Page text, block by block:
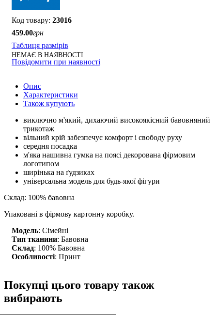
23016
459.00грн
Таблиця размірів
НЕМАЄ В НАЯВНОСТІ
Повідомити при наявності
Опис
Характеристики
Також купують
виключно м'який, дихаючий високоякісний бавовняний
трикотаж
вільний крій забезпечує комфорт і свободу руху
середня посадка
м'яка нашивна гумка на поясі декорована фірмовим
логотипом
ширінька на ґудзиках
універсальна модель для будь-якої фігури
Склад: 100% бавовна
Упаковані в фірмову картонну коробку.
Модель: Сімейні
Тип тканини: Бавовна
Склад: 100% Бавовна
Особливості: Принт
Покупці цього товару також
вибирають